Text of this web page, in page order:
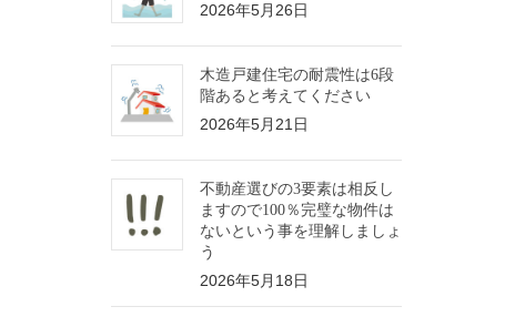
2026年5月26日
木造戸建住宅の耐震性は6段
階あると考えてください
2026年5月21日
不動産選びの3要素は相反し
ますので100％完璧な物件は
ないという事を理解しましょ
う
2026年5月18日